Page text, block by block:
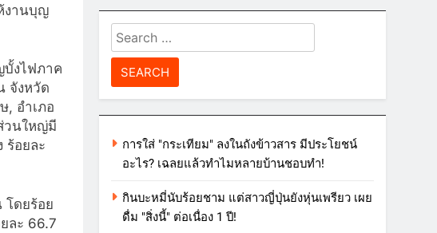
งานบุญ
งไฟภาค
จังหวัด
, อำเภอ
วนใหญ่มี
ร้อยละ
โดยร้อย
ละ 66.7
Search
for:
การใส่ "กระเทียม" ลงในถังข้าวสาร มีประโยชน์
อะไร? เฉลยแล้วทำไมหลายบ้านชอบทำ!
กินบะหมี่นับร้อยชาม แต่สาวญี่ปุ่นยังหุ่นเพรียว เผย
ดื่ม "สิ่งนี้" ต่อเนื่อง 1 ปี!